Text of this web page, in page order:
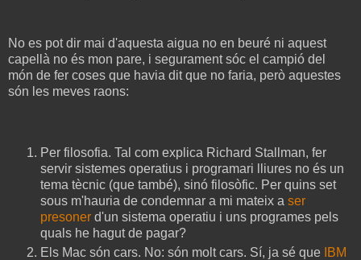
No es pot dir mai d'aquesta aigua no en beuré ni aquest
capellà no és mon pare, i segurament sóc el campió del
món de fer coses que havia dit que no faria, però aquestes
són les meves raons:
Per filosofia. Tal com explica Richard Stallman, fer
servir sistemes operatius i programari lliures no és un
tema tècnic (que també), sinó filosòfic. Per quins set
sous m'hauria de condemnar a mi mateix a ser
presoner d'un sistema operatiu i uns programes pels
quals he hagut de pagar?
Els Mac són cars. No: són molt cars. Sí, ja sé que IBM